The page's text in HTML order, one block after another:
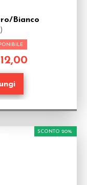
Bianco
12,00
SCONTO 20%